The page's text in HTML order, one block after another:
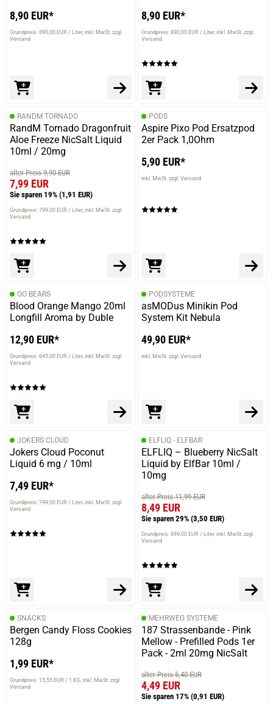
8,90 EUR*
Grundpreis: 890,00 EUR / Liter inkl. MwSt. zzgl.
Versand
8,90 EUR*
Grundpreis: 890,00 EUR / Liter inkl. MwSt. zzgl.
Versand
RANDM TORNADO
RandM Tornado Dragonfruit
Aloe Freeze NicSalt Liquid
10ml / 20mg
alter Preis 9,90 EUR
7,99 EUR
Sie sparen 19% (1,91 EUR)
Grundpreis: 799,00 EUR / Liter inkl. MwSt. zzgl.
Versand
PODS
Aspire Pixo Pod Ersatzpod
2er Pack 1,0Ohm
5,90 EUR*
inkl. MwSt. zzgl. Versand
GO BEARS
Blood Orange Mango 20ml
Longfill Aroma by Duble
12,90 EUR*
Grundpreis: 645,00 EUR / Liter inkl. MwSt. zzgl.
Versand
PODSYSTEME
asMODus Minikin Pod
System Kit Nebula
49,90 EUR*
inkl. MwSt. zzgl. Versand
JOKERS CLOUD
Jokers Cloud Poconut
Liquid 6 mg / 10ml
7,49 EUR*
Grundpreis: 749,00 EUR / Liter inkl. MwSt. zzgl.
Versand
ELFLIQ - ELFBAR
ELFLIQ – Blueberry NicSalt
Liquid by ElfBar 10ml /
10mg
alter Preis 11,99 EUR
8,49 EUR
Sie sparen 29% (3,50 EUR)
Grundpreis: 849,00 EUR / Liter inkl. MwSt. zzgl.
Versand
SNACKS
Bergen Candy Floss Cookies
128g
1,99 EUR*
Grundpreis: 15,55 EUR / 1 KG inkl. MwSt. zzgl.
Versand
MEHRWEG SYSTEME
187 Strassenbande - Pink
Mellow - Prefilled Pods 1er
Pack - 2ml 20mg NicSalt
alter Preis 5,40 EUR
4,49 EUR
Sie sparen 17% (0,91 EUR)